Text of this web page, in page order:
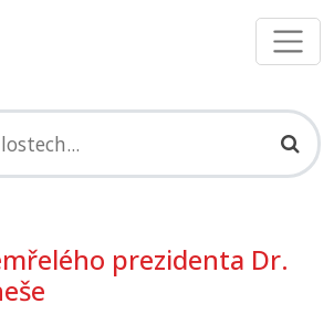
prezidenta Dr.